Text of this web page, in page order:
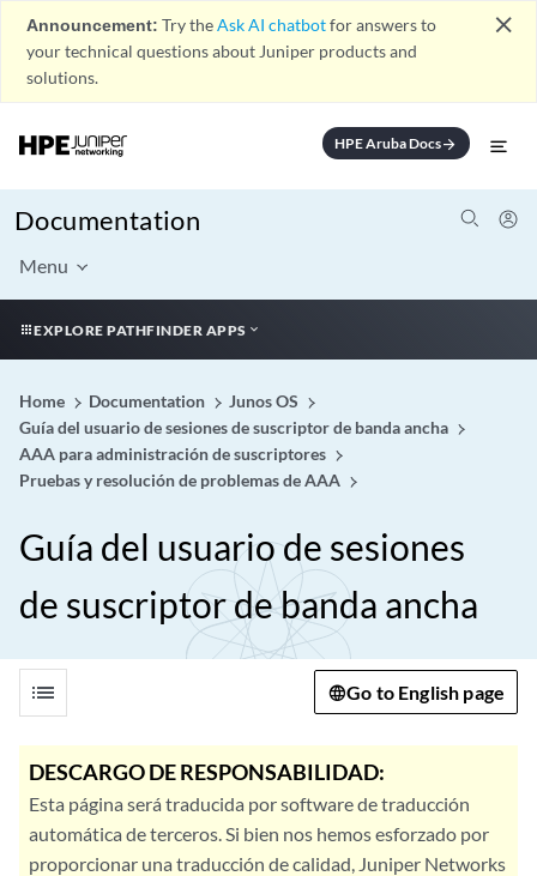
Announcement: Try theAsk AI chatbotfor answers to
your technical questions about Juniper products and
solutions.
close
HPE Aruba Docsarrow_forward
Documentation
Menu
EXPLORE PATHFINDER APPS
Home Documentation
Junos OS
Guía del usuario de sesiones de suscriptor de banda ancha
AAA para administración de suscriptores
Pruebas y resolución de problemas de AAA
Guía del usuario de sesiones
de suscriptor de banda ancha
list Go to English page
DESCARGO DE RESPONSABILIDAD:
Esta página será traducida por software de traducción
automática de terceros. Si bien nos hemos esforzado por
proporcionar una traducción de calidad, Juniper Networks